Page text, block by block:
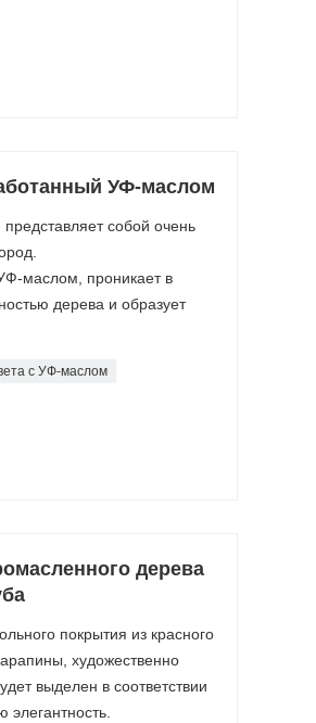
УФ-маслом
собой очень
маслом, проникает в
дерева и образует
с УФ-маслом
дерева
покрытия из красного
художественно
выделен в соответствии
элегантность.